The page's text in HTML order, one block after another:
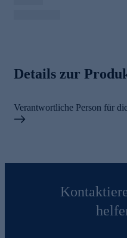
Details zur
Verantwortliche Person für